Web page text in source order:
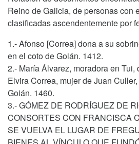
Reino de Galicia, de personas con
clasificadas ascendentemente por
1.- Afonso [Correa] dona a su
en el coto de Goián. 1412.
2.- María Álvarez, moradora en Tui,
Elvira Correa, mujer de Juan
Goián. 1460.
3.- GÓMEZ DE RODRÍGUEZ DE
CONSORTES CON FRANCISCA
SE VUELVA EL LUGAR DE